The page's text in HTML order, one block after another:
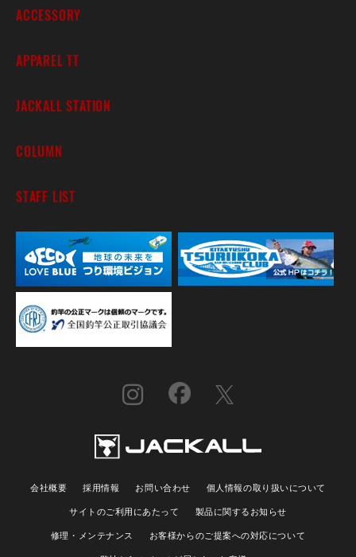
ACCESSORY
APPAREL TT
JACKALL STATION
COLUMN
STAFF LIST
会社概要 採用情報 お問い合わせ
個人情報の取り扱いについて
サイトのご利用にあたって
製品に関するお知らせ
修理・メンテナンス
お客様からのご提案への対応について